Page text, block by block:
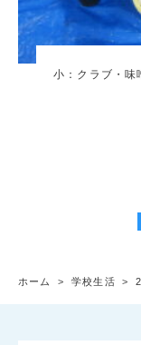
小：クラブ・味
ホーム > 学校生活 >